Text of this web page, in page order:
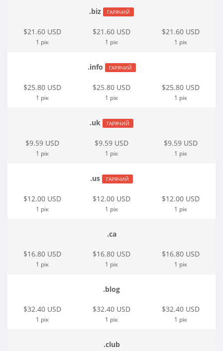
.biz ГАРЯЧИЙ
$21.60 USD
1 рік
$21.60 USD
1 рік
$21.60 USD
1 рік
.info ГАРЯЧИЙ
$25.80 USD
1 рік
$25.80 USD
1 рік
$25.80 USD
1 рік
.uk ГАРЯЧИЙ
$9.59 USD
1 рік
$9.59 USD
1 рік
$9.59 USD
1 рік
.us ГАРЯЧИЙ
$12.00 USD
1 рік
$12.00 USD
1 рік
$12.00 USD
1 рік
.ca
$16.80 USD
1 рік
$16.80 USD
1 рік
$16.80 USD
1 рік
.blog
$32.40 USD
1 рік
$32.40 USD
1 рік
$32.40 USD
1 рік
.club